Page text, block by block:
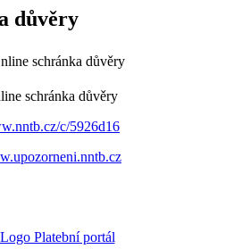
důvěry
schránka důvěry
c/5926d16